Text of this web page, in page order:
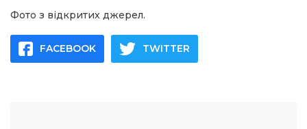
Фото з відкритих джерел.
FACEBOOK TWITTER